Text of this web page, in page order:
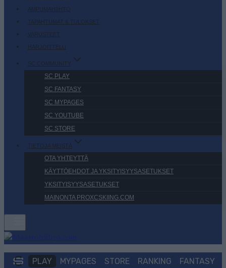
AMPUMAHIIHTO
TAPAHTUMAT & TULOKSET
VARUSTEET
HARJOITTELU
SC COMMUNITY
SC PLAY
SC FANTASY
SC MYPAGES
SC YOUTUBE
SC STORE
TIETOJA MEISTÄ
OTA YHTEYTTÄ
KÄYTTÖEHDOT JA YKSITYISYYSASETUKSET
YKSITYISYYSASETUKSET
MAINONTA PROXCSKIING.COM
PLAY MYPAGES STORE RANKING FANTASY